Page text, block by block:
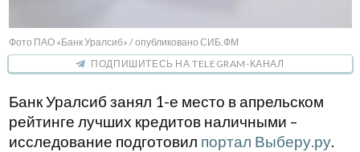
Фото ПАО «Банк Уралсиб» / опубликовано СИБ.ФМ
ПОДПИШИТЕСЬ НА TELEGRAM-КАНАЛ
Банк Уралсиб занял 1-е место в апрельском
рейтинге лучших кредитов наличными –
исследование подготовил портал Выберу.ру.